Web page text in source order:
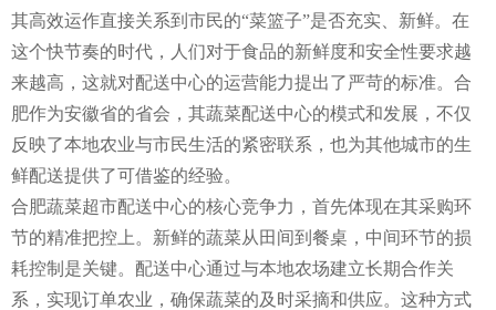
其高效运作直接关系到市民的“菜篮子”是否充实、新鲜。在
这个快节奏的时代，人们对于食品的新鲜度和安全性要求越
来越高，这就对配送中心的运营能力提出了严苛的标准。合
肥作为安徽省的省会，其蔬菜配送中心的模式和发展，不仅
反映了本地农业与市民生活的紧密联系，也为其他城市的生
鲜配送提供了可借鉴的经验。
合肥蔬菜超市配送中心的核心竞争力，首先体现在其采购环
节的精准把控上。新鲜的蔬菜从田间到餐桌，中间环节的损
耗控制是关键。配送中心通过与本地农场建立长期合作关
系，实现订单农业，确保蔬菜的及时采摘和供应。这种方式